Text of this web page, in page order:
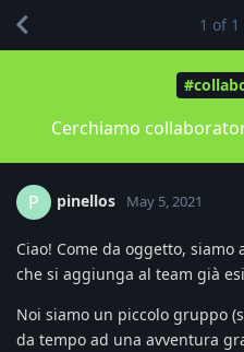
Cerchiamo
1 of 1
P pinellos May 5, 2021
Ciao! Come da oggetto,
che si aggiunga al team già
Noi siamo un piccolo gruppo
da tempo ad una avventura